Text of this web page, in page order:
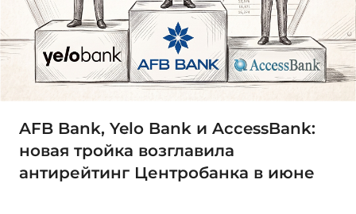
AFB Bank, Yelo Bank и AccessBank:
новая тройка возглавила
антирейтинг Центробанка в июне